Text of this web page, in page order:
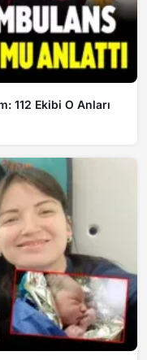
112 Ekibi O Anları